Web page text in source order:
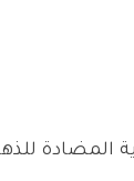
المضادة